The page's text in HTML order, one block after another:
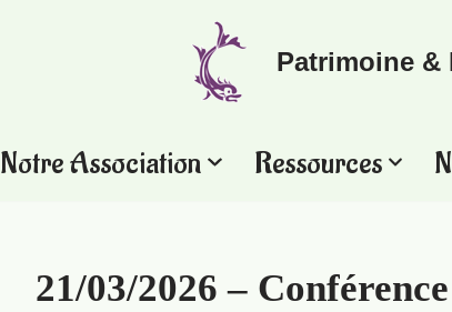
Patrimoine &
Notre Association Ressources
21/03/2026 –